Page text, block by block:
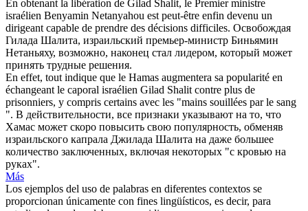
En obtenant la libération de Gilad Shalit, le Premier ministre
israélien Benyamin Netanyahou est peut-être enfin devenu un
dirigeant capable de prendre des décisions difficiles. Освобождая
Гилада Шалита, израильский премьер-министр Биньямин
Нетаньяху, возможно, наконец стал лидером, который может
принять трудные решения.
En effet, tout indique que le Hamas augmentera sa popularité en
échangeant le caporal israélien Gilad Shalit contre plus de
prisonniers, y compris certains avec les "mains souillées par le sang
". В действительности, все признаки указывают на то, что
Хамас может скоро повысить свою популярность, обменяв
израильского капрала Джилада Шалита на даже большее
количество заключенных, включая некоторых "с кровью на
руках".
Más
Los ejemplos del uso de palabras en diferentes contextos se
proporcionan únicamente con fines lingüísticos, es decir, para